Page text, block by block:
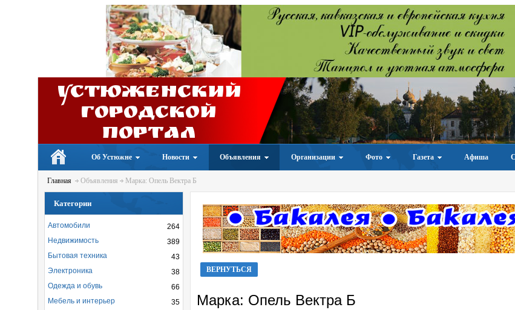
Устюженский
Городской
портал
Об Устюжне Новости Объявления Организации Фото Газета Афиша
Главная Объявления Марка: Опель Вектра Б
ВЕРНУТЬСЯ
Марка: Опель Вектра Б
Категории
264
Автомобили
389
Недвижимость
43
Бытовая техника
38
Электроника
66
Одежда и обувь
35
Мебель и интерьер